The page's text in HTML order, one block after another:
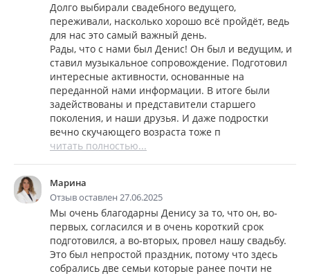
Долго выбирали свадебного ведущего,
переживали, насколько хорошо всё пройдёт, ведь
для нас это самый важный день.
Рады, что с нами был Денис! Он был и ведущим, и
ставил музыкальное сопровождение. Подготовил
интересные активности, основанные на
переданной нами информации. В итоге были
задействованы и представители старшего
поколения, и наши друзья. И даже подростки
вечно скучающего возраста тоже п
читать полностью...
Марина
Отзыв оставлен 27.06.2025
Мы очень благодарны Денису за то, что он, во-
первых, согласился и в очень короткий срок
подготовился, а во-вторых, провел нашу свадьбу.
Это был непростой праздник, потому что здесь
собрались две семьи которые ранее почти не